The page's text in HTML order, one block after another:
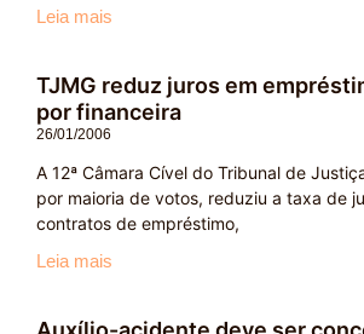
Leia mais
TJMG reduz juros em
por financeira
26/01/2006
A 12ª Câmara Cível do Tribunal de
por maioria de votos, reduziu a taxa de
contratos de empréstimo,
Leia mais